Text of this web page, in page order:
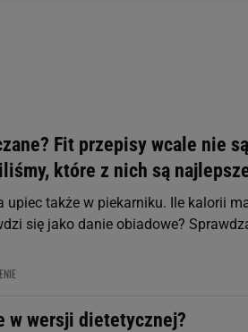
Fit przepisy wcale nie są
które z nich są
także w piekarniku. Ile kalorii
się jako danie obiadowe?
w wersji dietetycznej?
Partnerów